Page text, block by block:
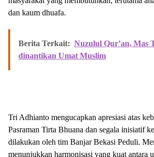
dan kaum dhuafa.
Berita Terkait: Nuzulul Qur’an, Mas
dinantikan Umat Muslim
Tri Adhianto mengucapkan apresiasi atas
Pasraman Tirta Bhuana dan segala inisiatif
dilakukan oleh tim Banjar Bekasi Peduli.
menunjukkan harmonisasi yang kuat antara